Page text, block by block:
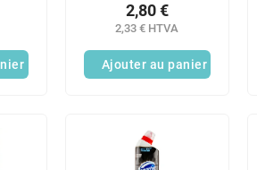
2,33 € HTVA
2,80 €
Ajouter au panier